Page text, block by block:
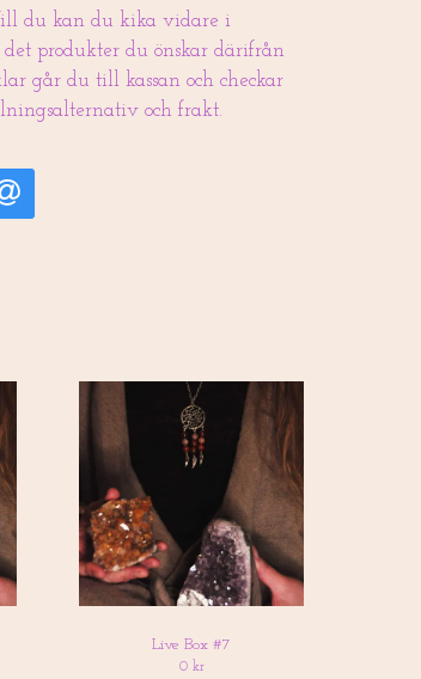
du kan du kika vidare i
produkter du önskar därifrån
går du till kassan och checkar
och frakt.
Live Box #7
0 kr